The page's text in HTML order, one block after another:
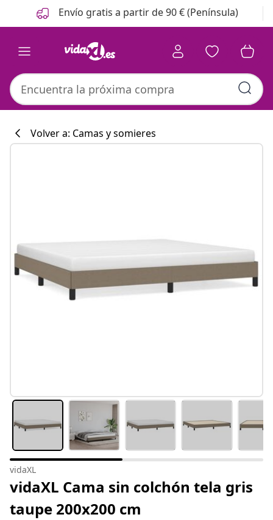
Anterior
Siguiente Envío gratis a partir de 90 € (Península)
Volver a: Camas y somieres
vidaXL
vidaXL Cama sin colchón tela gris
taupe 200x200 cm